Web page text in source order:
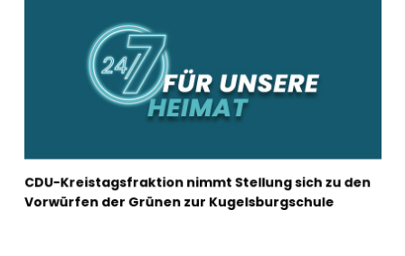
CDU-Kreistagsfraktion nimmt Stellung sich zu den
Vorwürfen der Grünen zur Kugelsburgschule